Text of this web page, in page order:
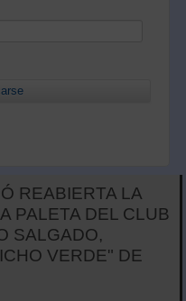
REABIERTA LA
PALETA DEL CLUB
SALGADO,
VERDE" DE